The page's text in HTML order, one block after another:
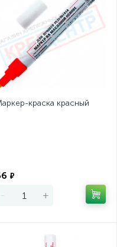
краска красный
₽
- +